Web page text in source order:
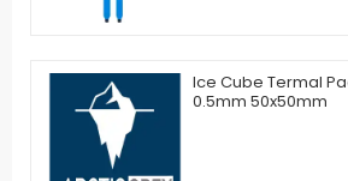
Ice Cube Termal
0.5mm 50x50mm